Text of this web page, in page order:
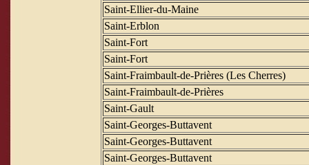
Saint-Ellier-du-Maine
Saint-Erblon
Saint-Fort
Saint-Fort
Saint-Fraimbault-de-Prières (Les Cherres)
Saint-Fraimbault-de-Prières
Saint-Gault
Saint-Georges-Buttavent
Saint-Georges-Buttavent
Saint-Georges-Buttavent